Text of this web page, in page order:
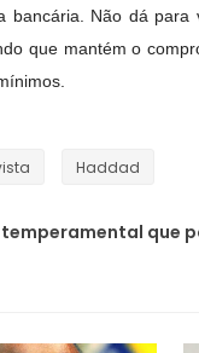
bancária. Não dá para
que mantém o
Haddad
que